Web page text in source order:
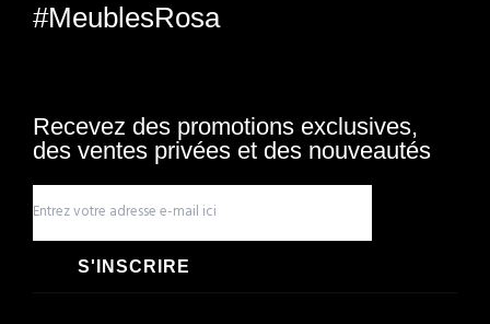
#MeublesRosa
Recevez des promotions exclusives,
des ventes privées et des nouveautés
S'INSCRIRE